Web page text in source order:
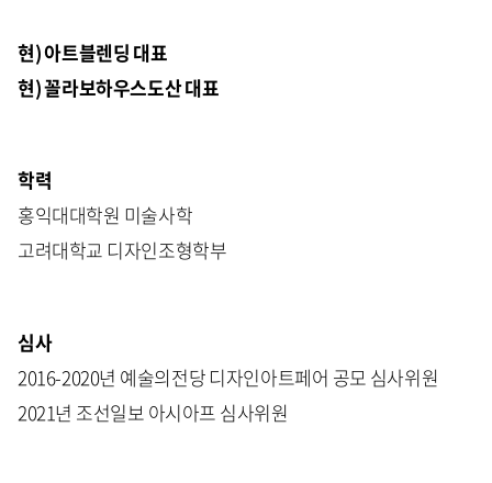
현) 아트블렌딩 대표
현) 꼴라보하우스도산 대표
학력
홍익대대학원 미술사학
고려대학교 디자인조형학부
심사
2016-2020년 예술의전당 디자인아트페어 공모 심사위원
2021년 조선일보 아시아프 심사위원